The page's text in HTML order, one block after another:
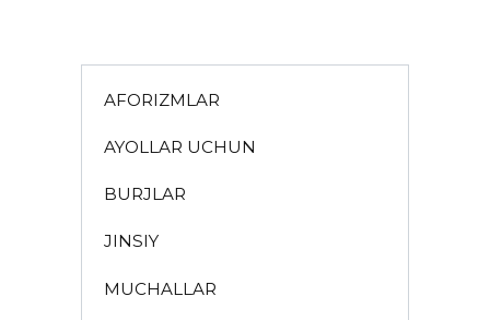
AFORIZMLAR
AYOLLAR UCHUN
BURJLAR
JINSIY
MUCHALLAR